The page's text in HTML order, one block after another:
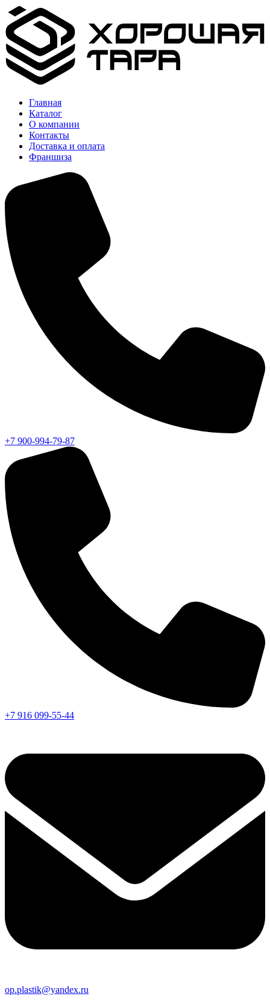
Главная
Каталог
О компании
Контакты
Доставка и оплата
Франшиза
+7 900-994-79-87
+7 916 099-55-44
op.plastik@yandex.ru